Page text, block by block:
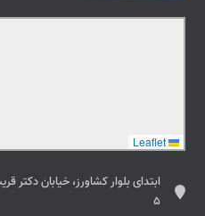
Leaflet
ابتدای بلوار کشاورز، خیابان دکتر
5